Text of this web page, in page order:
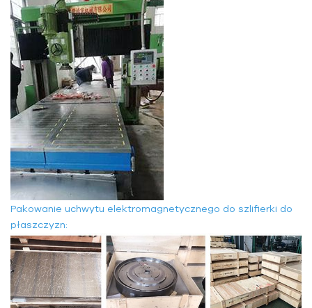
Pakowanie uchwytu elektromagnetycznego do szlifierki do
płaszczyzn: